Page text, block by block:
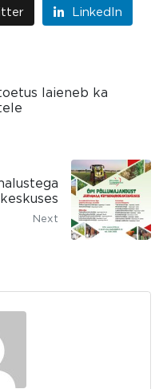
LinkedIn
laieneb ka
Next